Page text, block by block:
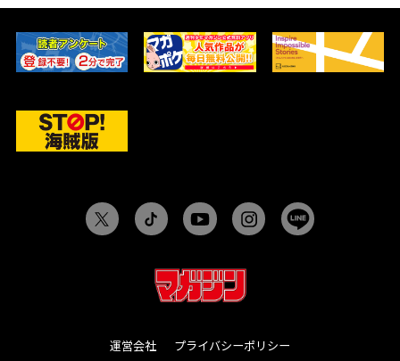
運営会社 プライバシーポリシー